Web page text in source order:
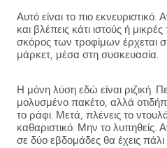
Αυτό είναι το πιο εκνευριστικό.
και βλέπεις κάτι ιστούς ή
σκόρος των τροφίμων έρχεται
μάρκετ, μέσα στη συσκευασία.
Η μόνη λύση εδώ είναι ριζική.
μολυσμένο πακέτο, αλλά
το ράφι. Μετά, πλένεις το
καθαριστικό. Μην το λυπηθείς.
σε δύο εβδομάδες θα έχεις πάλι